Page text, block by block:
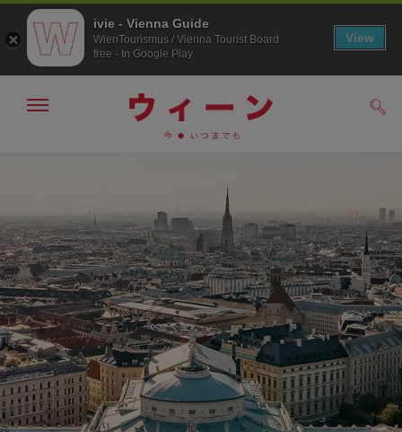
へ
ジ
の
ト
ッ
プ
へ
メ
非
表
示
ivie - Vienna Guide
WienTourismus / Vienna Tourist Board
free - In Google Play
View